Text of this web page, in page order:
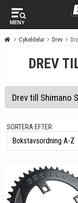
MENY
Cykeldelar Drev
DREV
SORTERA EFTER